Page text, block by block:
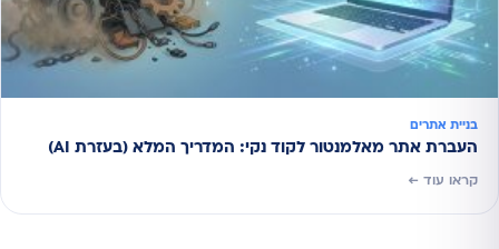
בניית אתרים
העברת אתר מאלמנטור לקוד נקי: המדריך המלא (בעזרת AI)
קראו עוד ←